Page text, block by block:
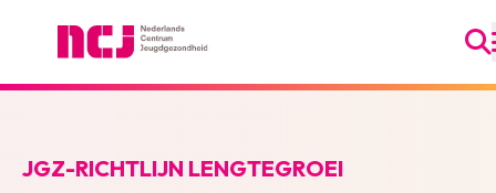
JGZ-RICHTLIJN LENGTEGROEI